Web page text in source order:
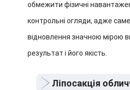
обмежити фізичні
контрольні огляди, адже
відновлення значною мірою
результат і його якість.
Ліпосакція